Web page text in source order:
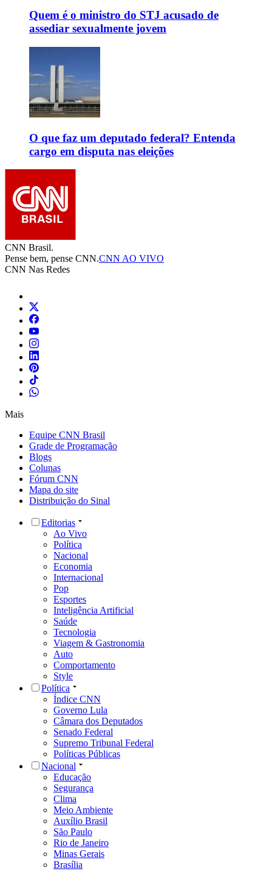
Quem é o ministro do STJ acusado de
assediar sexualmente jovem
O que faz um deputado federal? Entenda
cargo em disputa nas eleições
CNN Brasil.
Pense bem, pense CNN.CNN AO VIVO
CNN Nas Redes
Mais
Equipe CNN Brasil
Grade de Programação
Blogs
Colunas
Fórum CNN
Mapa do site
Distribuição do Sinal
Editorias
Ao Vivo
Política
Nacional
Economia
Internacional
Pop
Esportes
Inteligência Artificial
Saúde
Tecnologia
Viagem & Gastronomia
Auto
Comportamento
Style
Política
Índice CNN
Governo Lula
Câmara dos Deputados
Senado Federal
Supremo Tribunal Federal
Políticas Públicas
Nacional
Educação
Segurança
Clima
Meio Ambiente
Auxílio Brasil
São Paulo
Rio de Janeiro
Minas Gerais
Brasília